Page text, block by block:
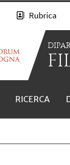
Rubrica
RICERCA